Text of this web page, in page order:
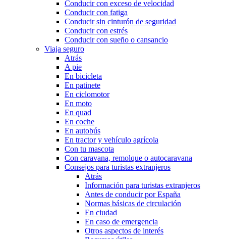
Conducir con exceso de velocidad
Conducir con fatiga
Conducir sin cinturón de seguridad
Conducir con estrés
Conducir con sueño o cansancio
Viaja seguro
Atrás
A pie
En bicicleta
En patinete
En ciclomotor
En moto
En quad
En coche
En autobús
En tractor y vehículo agrícola
Con tu mascota
Con caravana, remolque o autocaravana
Consejos para turistas extranjeros
Atrás
Información para turistas extranjeros
Antes de conducir por España
Normas básicas de circulación
En ciudad
En caso de emergencia
Otros aspectos de interés